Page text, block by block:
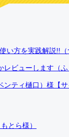
い方を実践解説!!
ビューします（
ンティ樋口）様【
とら様）